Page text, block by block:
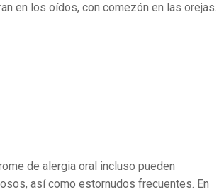
en los oídos, con comezón en las orejas.
de alergia oral incluso pueden
así como estornudos frecuentes. En